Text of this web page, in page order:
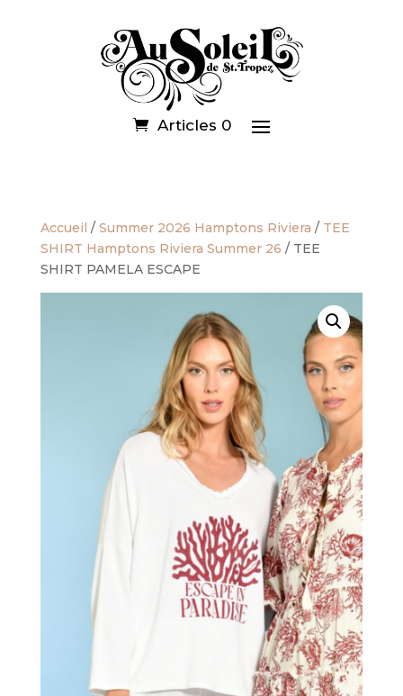
Articles 0
Accueil / Summer 2026 Hamptons Riviera / TEE
SHIRT Hamptons Riviera Summer 26 / TEE
SHIRT PAMELA ESCAPE